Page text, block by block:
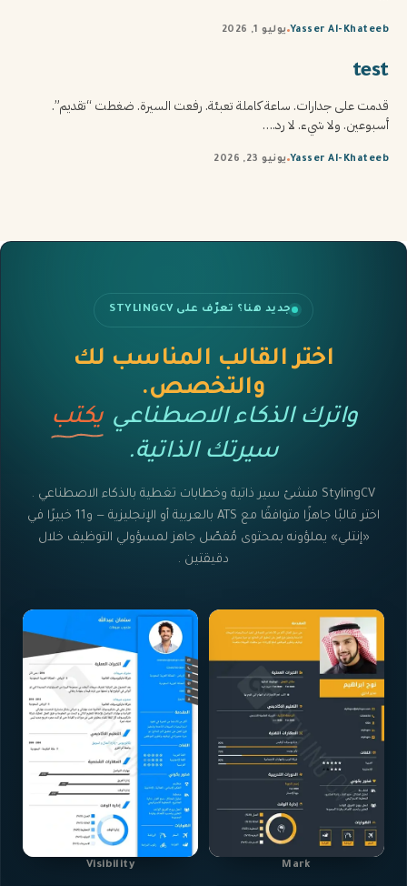
Yasser Al-Khateeb يوليو 1, 2026
test
قدمت على جدارات. ساعة كاملة تعبئة. رفعت السيرة. ضغطت “تقديم”.
أسبوعين. ولا شيء. لا رد.…
Yasser Al-Khateeb يونيو 23, 2026
جديد هنا؟ تعرّف على STYLINGCV
اختر القالب المناسب لك
والتخصص.
واترك الذكاء الاصطناعي يكتب
سيرتك الذاتية.
StylingCV منشئ سير ذاتية وخطابات تغطية بالذكاء الاصطناعي .
اختر قالبًا جاهزًا متوافقًا مع ATS بالعربية أو الإنجليزية — و11 خبيرًا في
«إنتلي» يملؤونه بمحتوى مُفصّل جاهز لمسؤولي التوظيف خلال
دقيقتين .
Mark
Visibility